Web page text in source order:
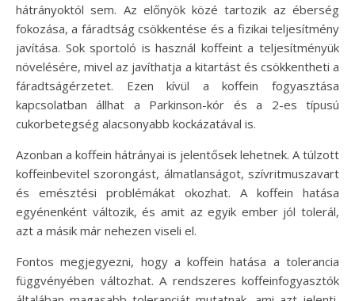
hátrányoktól sem. Az előnyök közé tartozik az éberség
fokozása, a fáradtság csökkentése és a fizikai teljesítmény
javítása. Sok sportoló is használ koffeint a teljesítményük
növelésére, mivel az javíthatja a kitartást és csökkentheti a
fáradtságérzetet. Ezen kívül a koffein fogyasztása
kapcsolatban állhat a Parkinson-kór és a 2-es típusú
cukorbetegség alacsonyabb kockázatával is.
Azonban a koffein hátrányai is jelentősek lehetnek. A túlzott
koffeinbevitel szorongást, álmatlanságot, szívritmuszavart
és emésztési problémákat okozhat. A koffein hatása
egyénenként változik, és amit az egyik ember jól tolerál,
azt a másik már nehezen viseli el.
Fontos megjegyezni, hogy a koffein hatása a tolerancia
függvényében változhat. A rendszeres koffeinfogyasztók